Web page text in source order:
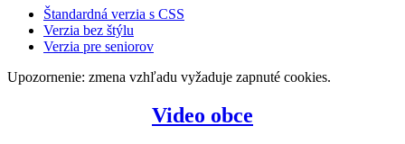
Štandardná verzia s CSS
Verzia bez štýlu
Verzia pre seniorov
Upozornenie: zmena vzhľadu vyžaduje zapnuté cookies.
Video obce